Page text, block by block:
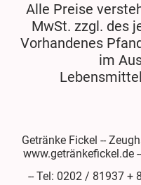
Alle Preise
MwSt. zzgl. des
Vorhandenes
im
Getränke Fickel --
www.getränkefickel.de
-- Tel: 0202 / 81937 +